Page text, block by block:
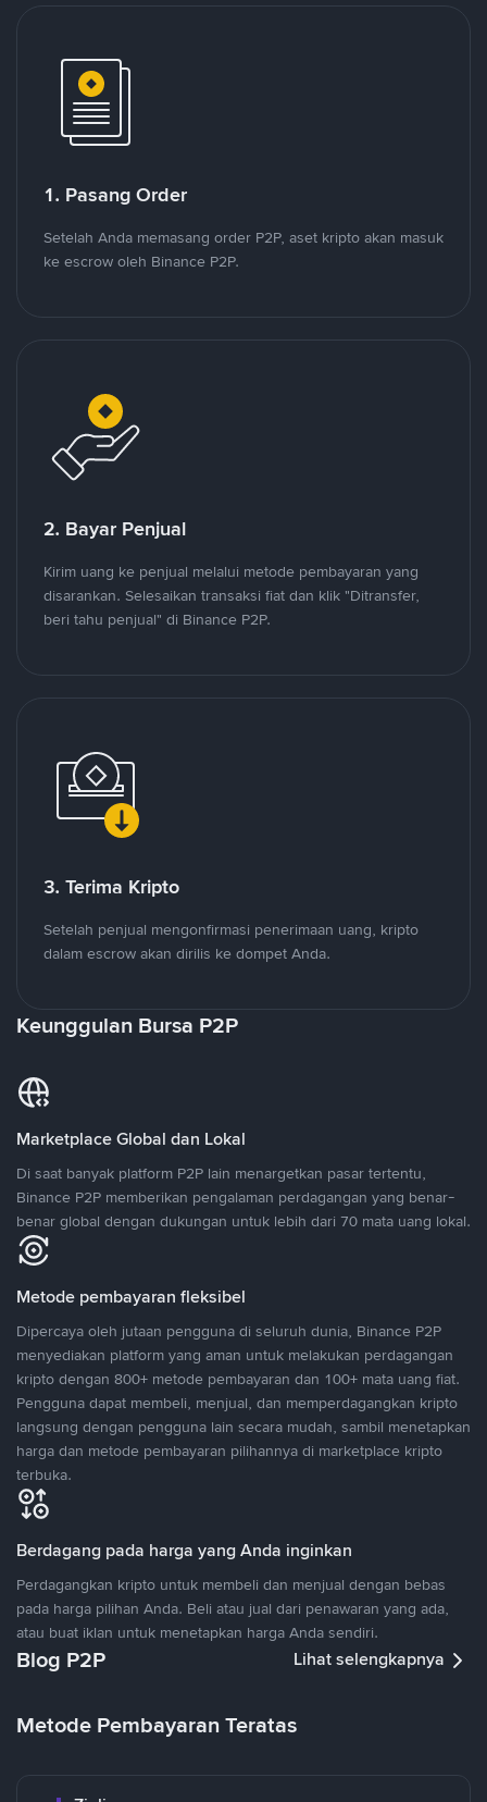
1. Pasang Order
Setelah Anda memasang order P2P, aset kripto akan masuk
ke escrow oleh Binance P2P.
2. Bayar Penjual
Kirim uang ke penjual melalui metode pembayaran yang
disarankan. Selesaikan transaksi fiat dan klik "Ditransfer,
beri tahu penjual" di Binance P2P.
3. Terima Kripto
Setelah penjual mengonfirmasi penerimaan uang, kripto
dalam escrow akan dirilis ke dompet Anda.
Keunggulan Bursa P2P
Marketplace Global dan Lokal
Di saat banyak platform P2P lain menargetkan pasar tertentu,
Binance P2P memberikan pengalaman perdagangan yang benar-
benar global dengan dukungan untuk lebih dari 70 mata uang lokal.
Metode pembayaran fleksibel
Dipercaya oleh jutaan pengguna di seluruh dunia, Binance P2P
menyediakan platform yang aman untuk melakukan perdagangan
kripto dengan 800+ metode pembayaran dan 100+ mata uang fiat.
Pengguna dapat membeli, menjual, dan memperdagangkan kripto
langsung dengan pengguna lain secara mudah, sambil menetapkan
harga dan metode pembayaran pilihannya di marketplace kripto
terbuka.
Berdagang pada harga yang Anda inginkan
Perdagangkan kripto untuk membeli dan menjual dengan bebas
pada harga pilihan Anda. Beli atau jual dari penawaran yang ada,
atau buat iklan untuk menetapkan harga Anda sendiri.
Blog P2P Lihat selengkapnya
Metode Pembayaran Teratas